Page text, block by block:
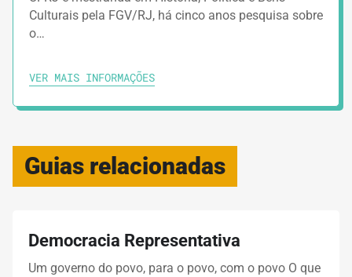
Culturais pela FGV/RJ, há cinco anos pesquisa sobre
o…
VER MAIS INFORMAÇÕES
Guias relacionadas
Democracia Representativa
Um governo do povo, para o povo, com o povo O que